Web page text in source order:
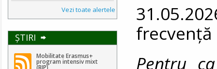
Vezi toate alertele
ŞTIRI
Mobilitate Erasmus+
program intensiv mixt
(BIP)
Pentru